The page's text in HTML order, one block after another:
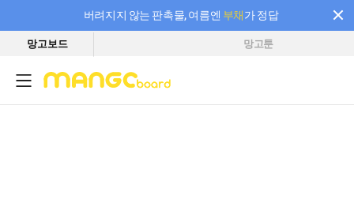
버려지지 않는 판촉물, 여름엔 부채가 정답
필요한 만큼 충전하고 끊김 없이 작업하세요! 새로워진 AI 부스터 요금제
망고보드 망고툰